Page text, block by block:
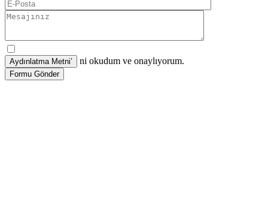
ni okudum ve onaylıyorum.
Formu Gönder